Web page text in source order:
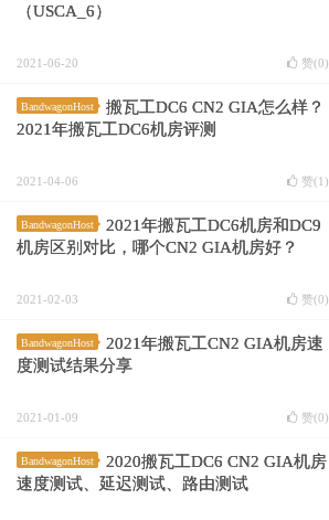
（USCA_6）
2021-06-20 赞(0)
BandwagonHost
搬瓦工DC6 CN2 GIA怎么样？
2021年搬瓦工DC6机房评测
2021-04-06 赞(1 )
BandwagonHost
2021年搬瓦工DC6机房和DC9
机房区别对比，哪个CN2 GIA机房好？
2021-02-03 赞(0)
BandwagonHost
2021年搬瓦工CN2 GIA机房速
度测试结果分享
2021-01-09 赞(0)
BandwagonHost
2020搬瓦工DC6 CN2 GIA机房
速度测试、延迟测试、路由测试